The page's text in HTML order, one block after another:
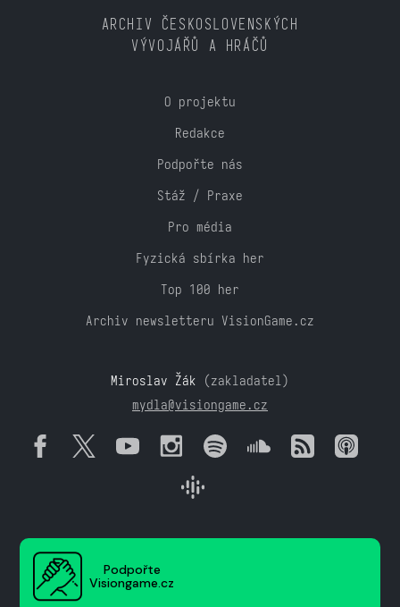
ARCHIV ČESKOSLOVENSKÝCH
VÝVOJÁŘŮ A HRÁČŮ
O projektu
Redakce
Podpořte nás
Stáž / Praxe
Pro média
Fyzická sbírka her
Top 100 her
Archiv newsletteru VisionGame.cz
Miroslav Žák (zakladatel)
mydla@visiongame.cz
Podpořte
Visiongame.cz